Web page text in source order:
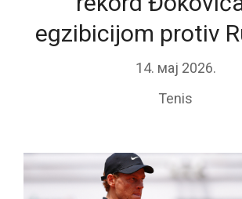
egzibicijom protiv
14. мај 2026.
Tenis